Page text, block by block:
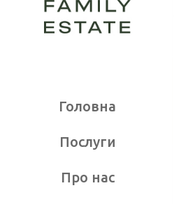
Головна
Послуги
Про нас